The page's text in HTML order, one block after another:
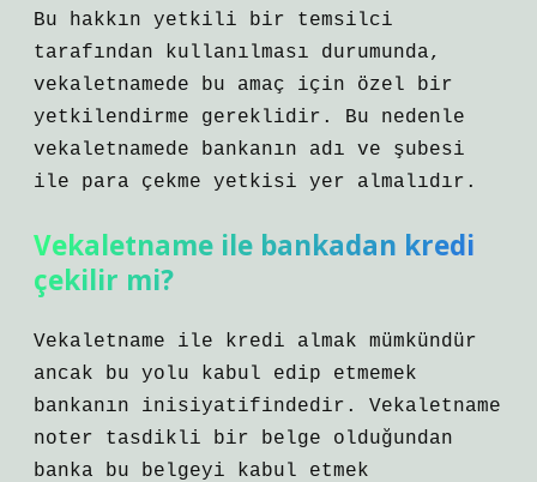
Bu hakkın yetkili bir temsilci
tarafından kullanılması durumunda,
vekaletnamede bu amaç için özel bir
yetkilendirme gereklidir. Bu nedenle
vekaletnamede bankanın adı ve şubesi
ile para çekme yetkisi yer almalıdır.
Vekaletname ile bankadan kredi
çekilir mi?
Vekaletname ile kredi almak mümkündür
ancak bu yolu kabul edip etmemek
bankanın inisiyatifindedir. Vekaletname
noter tasdikli bir belge olduğundan
banka bu belgeyi kabul etmek